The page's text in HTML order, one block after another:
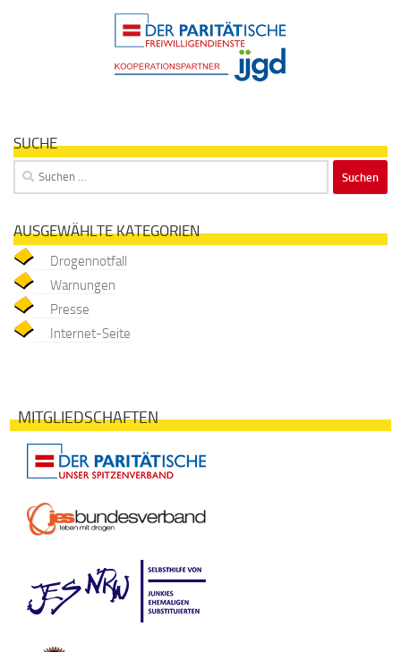
SUCHE
Suchen
nach:
AUSGEWÄHLTE KATEGORIEN
Drogennotfall
Warnungen
Presse
Internet-Seite
MITGLIEDSCHAFTEN